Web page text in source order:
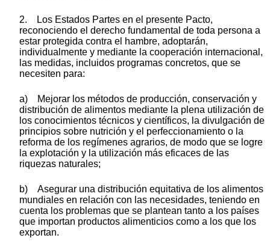
2. Los Estados Partes en el presente Pacto,
reconociendo el derecho fundamental de toda persona a
estar protegida contra el hambre, adoptarán,
individualmente y mediante la cooperación internacional,
las medidas, incluidos programas concretos, que se
necesiten para:
a) Mejorar los métodos de producción, conservación y
distribución de alimentos mediante la plena utilización de
los conocimientos técnicos y científicos, la divulgación de
principios sobre nutrición y el perfeccionamiento o la
reforma de los regímenes agrarios, de modo que se logre
la explotación y la utilización más eficaces de las
riquezas naturales;
b) Asegurar una distribución equitativa de los alimentos
mundiales en relación con las necesidades, teniendo en
cuenta los problemas que se plantean tanto a los países
que importan productos alimenticios como a los que los
exportan.